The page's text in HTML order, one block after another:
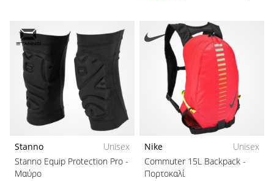
Stanno
Unisex
Stanno Equip Protection Pro -
Μαύρο
Nike
Unisex
Commuter 15L Backpack -
Πορτοκαλί